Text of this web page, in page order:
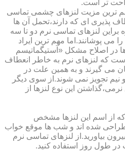
تر است.
ترین مزیت لنزهای چشمی تماسی
پذیری ای که دارند،تحمل آن ها
براین لنزهای تماسی نرم دو تا سه
می پوشانند.اما مهم ترین ایراد
در اصلاح مشکل «آستیگماتیسم
که لنزهای نرم به خاطر انعطاف
می گیرند و به همین علت در
و نیم تجویز نمی شوند.از سوی دیگر
این نوع لنزها از
از اسم این لنزها مشخص
طراحی شده اند و شب ها موقع خواب
بیاورید.از لنزهای تماسی نرم